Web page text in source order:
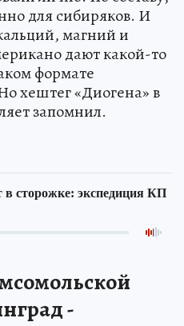
для сибиряков. И
магний и
дают какой-то
формате
хештег «Диогена» в
запомнил.
-